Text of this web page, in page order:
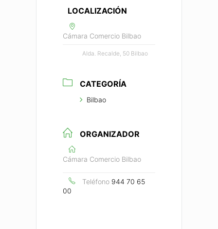
LOCALIZACIÓN
Cámara Comercio Bilbao
Alda. Recalde, 50 Bilbao
CATEGORÍA
Bilbao
ORGANIZADOR
Cámara Comercio Bilbao
Teléfono 944 70 65
00